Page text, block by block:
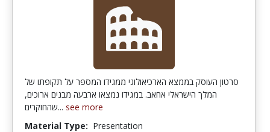
סרטון העוסק בממצא הארכיאולוגי ממגידו המספר על תקופתו של
המלך הישראלי אחאב. במגידו נמצאו ארבעה מבנים ארוכים,
שהחוקרים... see more
Material Type: Presentation